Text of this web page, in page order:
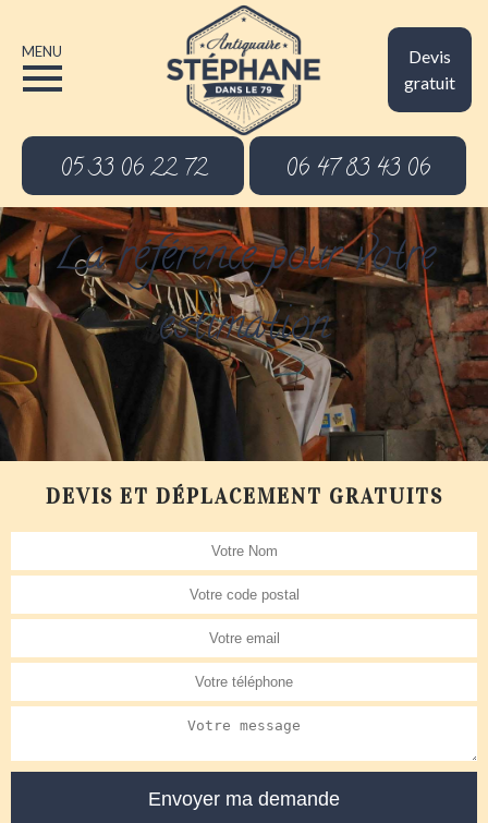
Devis
gratuit
MENU
05 33 06 22 72 06 47 83 43 06
La référence pour votre
estimation
DEVIS ET DÉPLACEMENT GRATUITS